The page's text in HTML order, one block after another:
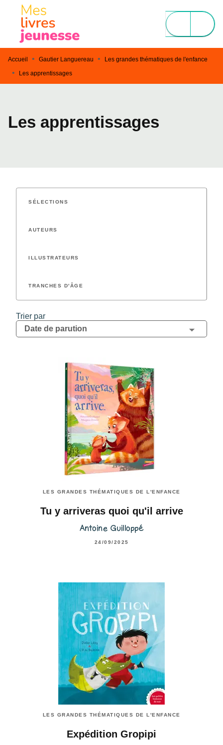
MENU CONTENU
PIED DE PAGE
Accueil • Gautier Languereau • Les grandes thématiques de l'enfance
• Les apprentissages
Les apprentissages
SÉLECTIONS
AUTEURS
ILLUSTRATEURS
TRANCHES D'ÂGE
Trier par
Date de parution
LES GRANDES THÉMATIQUES DE L'ENFANCE
Tu y arriveras quoi qu'il arrive
Antoine Guilloppé
24/09/2025
LES GRANDES THÉMATIQUES DE L'ENFANCE
Expédition Gropipi